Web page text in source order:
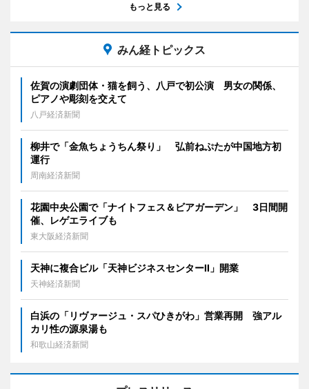
もっと見る
みん経トピックス
佐賀の演劇団体・猫を飼う、八戸で初公演 男女の関係、
ピアノや彫刻を交えて
八戸経済新聞
柳井で「金魚ちょうちん祭り」 弘前ねぷたが中国地方初
運行
周南経済新聞
花園中央公園で「ナイトフェス＆ビアガーデン」 3日間開
催、レゲエライブも
東大阪経済新聞
天神に複合ビル「天神ビジネスセンターII」開業
天神経済新聞
白浜の「リヴァージュ・スパひきがわ」営業再開 強アル
カリ性の源泉湯も
和歌山経済新聞